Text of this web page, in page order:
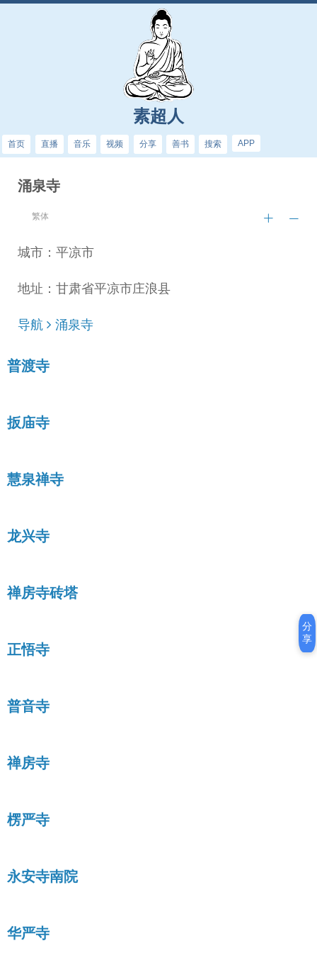
素超人
首页 直播 音乐 视频 分享 善书 搜索 APP
涌泉寺
繁体
城市：平凉市
地址：甘肃省平凉市庄浪县
导航 涌泉寺
普渡寺
扳庙寺
慧泉禅寺
龙兴寺
禅房寺砖塔
正悟寺
普音寺
禅房寺
楞严寺
永安寺南院
华严寺
分
享